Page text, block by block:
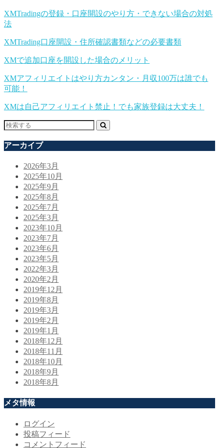
XMTradingの登録・口座開設のやり方・できない場合の対処
法
XMTrading口座開設・住所確認書類などの必要書類
XMで追加口座を開設した場合のメリット
XMアフィリエイトはやり方カンタン・月収100万は誰でも
可能！
XMは自己アフィリエイト禁止！でも家族登録は大丈夫！
アーカイブ
2026年3月
2025年10月
2025年9月
2025年8月
2025年7月
2025年3月
2023年10月
2023年7月
2023年6月
2023年5月
2022年3月
2020年2月
2019年12月
2019年8月
2019年3月
2019年2月
2019年1月
2018年12月
2018年11月
2018年10月
2018年9月
2018年8月
メタ情報
ログイン
投稿フィード
コメントフィード